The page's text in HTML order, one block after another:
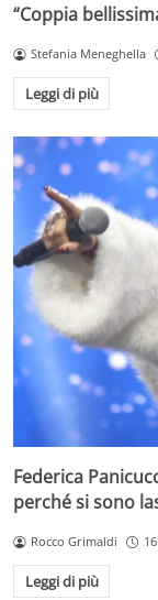
“Coppia
Stefania Meneghella
Leggi di più
Federica
perché si sono
Rocco Grimaldi
Leggi di più